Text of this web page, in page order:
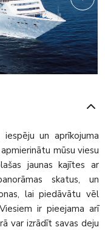
un aprīkojuma
mūsu viesu
jaunas kajītes ar
skatus, un
lai piedāvātu vēl
ir pieejama arī
var izrādīt savas deju